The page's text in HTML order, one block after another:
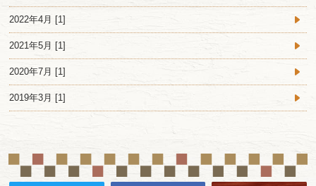
2022年4月 [1]
2021年5月 [1]
2020年7月 [1]
2019年3月 [1]